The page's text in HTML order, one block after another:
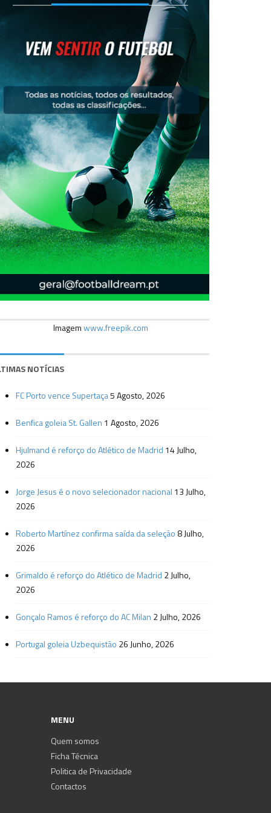
Imagemwww.freepik.com
NOTÍCIAS
FC Porto vence Supertaça5 Agosto, 2026
Benfica goleia St. Gallen 1 Agosto, 2026
Hjulmand é reforço do Atlético de Madrid 14 Julho,
2026
Jorge Jesus é o novo selecionador nacional 13 Julho,
2026
Roberto Martínez confirma saída da seleção 8 Julho,
2026
Grimaldo é reforço do Atlético de Madrid 2 Julho,
2026
Gonçalo Ramos é reforço do AC Milan 2 Julho, 2026
Portugal goleia Uzbequistão 26 Junho, 2026
MENU
Quem somos
Ficha Técnica
Politica de Privacidade
Contactos